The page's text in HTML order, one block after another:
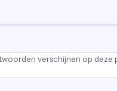
verschijnen op deze